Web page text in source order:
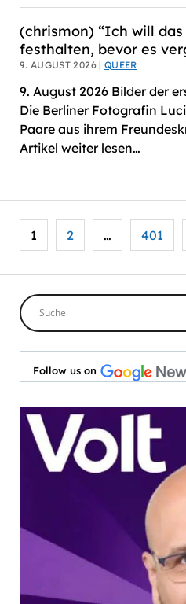
(chrismon) “Ich will
festhalten, bevor es
9. AUGUST 2026 |QUEER
9. August 2026 Bilder der
Die Berliner Fotografin
Paare aus ihrem
Artikel weiter lesen…
Seitennummerierung
der
1 2 … 401
Follow us on